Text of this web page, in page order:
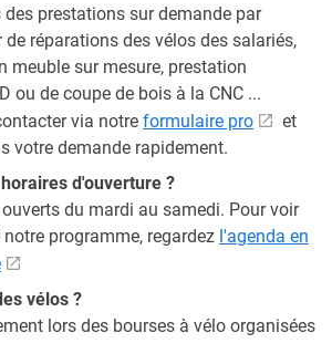
des prestations sur demande par
de réparations des vélos des salariés,
meuble sur mesure, prestation
ou de coupe de bois à la CNC ...
via notre formulaire pro
et
votre demande rapidement.
d'ouverture ?
du mardi au samedi. Pour voir
programme, regardez l'agenda en
vélos ?
lors des bourses à vélo organisées